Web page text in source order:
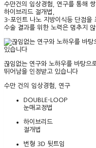
수만건의 임상경험, 연구를 통해
하이브리드 절개법,
3-포인트 나노 지방이식등 단점을
수술 결과를 위한 노력은 멈추지
끊임없는 연구와 노하우를 바탕으
뛰어남을 인정받고 있습니다
수만 건의 임상경험, 연구
DOUBLE-LOOP
눈매교정법
하이브리드
절개법
번형 3D 뒷트임